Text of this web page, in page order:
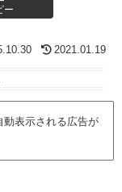
ー
2021.01.19
動表示される広告が